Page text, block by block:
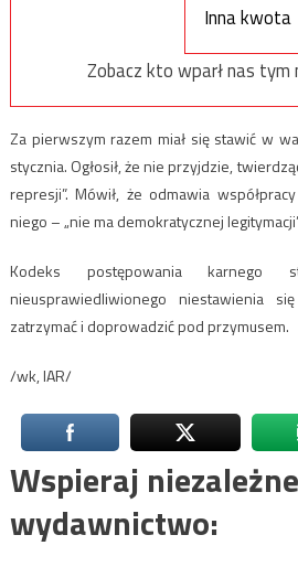
Inna kwota
Zobacz kto wparł nas tym
Za pierwszym razem miał się stawić w
stycznia. Ogłosił, że nie przyjdzie,
represji”. Mówił, że odmawia
niego – „nie ma demokratycznej
Kodeks postępowania
nieusprawiedliwionego niestawienia
zatrzymać i doprowadzić pod przymusem.
/wk, IAR/
Wspieraj niezależne
wydawnictwo: